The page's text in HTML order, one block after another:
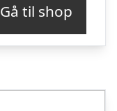
Gå til shop